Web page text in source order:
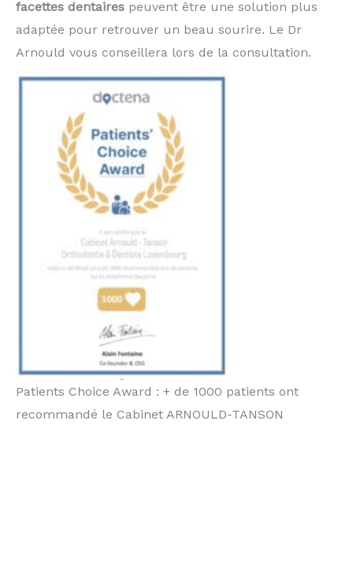
facettes dentaires peuvent être une solution plus
adaptée pour retrouver un beau sourire. Le Dr
Arnould vous conseillera lors de la consultation.
Patients Choice Award : + de 1000 patients ont
recommandé le Cabinet ARNOULD-TANSON